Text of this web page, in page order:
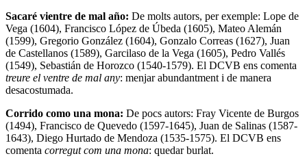
Sacaré vientre de mal año: De molts autors, per exemple: Lope de
Vega (1604), Francisco López de Úbeda (1605), Mateo Alemán
(1599), Gregorio González (1604), Gonzalo Correas (1627), Juan
de Castellanos (1589), Garcilaso de la Vega (1605), Pedro Vallés
(1549), Sebastián de Horozco (1540-1579). El DCVB ens comenta
treure el ventre de mal any: menjar abundantment i de manera
desacostumada.
Corrido como una mona: De pocs autors: Fray Vicente de Burgos
(1494), Francisco de Quevedo (1597-1645), Juan de Salinas (1587-
1643), Diego Hurtado de Mendoza (1535-1575). El DCVB ens
comenta corregut com una mona: quedar burlat.